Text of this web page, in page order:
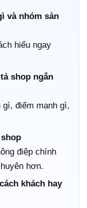
và nhóm sản
hiểu ngay
shop ngắn
điểm mạnh gì,
điệp chính
hơn.
khách hay